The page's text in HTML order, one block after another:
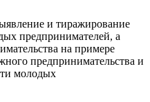
и тиражирование
предпринимателей, а
на примере
предпринимательства и
молодых